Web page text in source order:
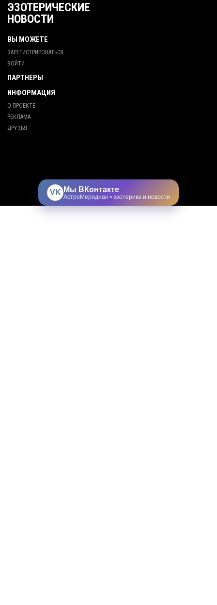
ЭЗОТЕРИЧЕСКИЕ
НОВОСТИ
ВЫ МОЖЕТЕ
ЗАРЕГИСТРИРОВАТЬСЯ
ВОЙТИ
ПАРТНЕРЫ
ИНФОРМАЦИЯ
О ПРОЕКТЕ
РЕКЛАМА
ДРУЗЬЯ
VK Мы ВКонтакте
АстроМеридиан • эзотерика и новости